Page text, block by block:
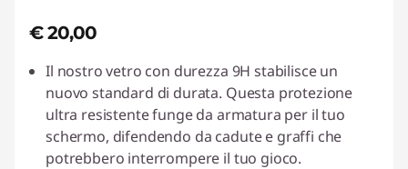
€ 20,00
Il nostro vetro con durezza 9H stabilisce un
nuovo standard di durata. Questa protezione
ultra resistente funge da armatura per il tuo
schermo, difendendo da cadute e graffi che
potrebbero interrompere il tuo gioco.